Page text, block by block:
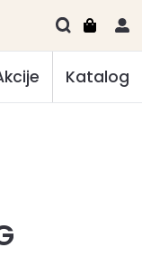
Katalog